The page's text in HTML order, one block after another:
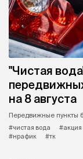
"Чистая
на 8 августа
Передвижные пункты
#чистая вода
#акция
#нрафик
#тк